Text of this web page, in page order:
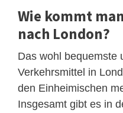
Wie kommt
nach London?
Das wohl bequemste
Verkehrsmittel in
den Einheimischen
Insgesamt gibt es in